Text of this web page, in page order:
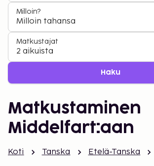
Milloin?
Milloin tahansa
Matkustajat
2 aikuista
Haku
Matkustaminen
Middelfart:aan
Koti Tanska Etelä-Tanska